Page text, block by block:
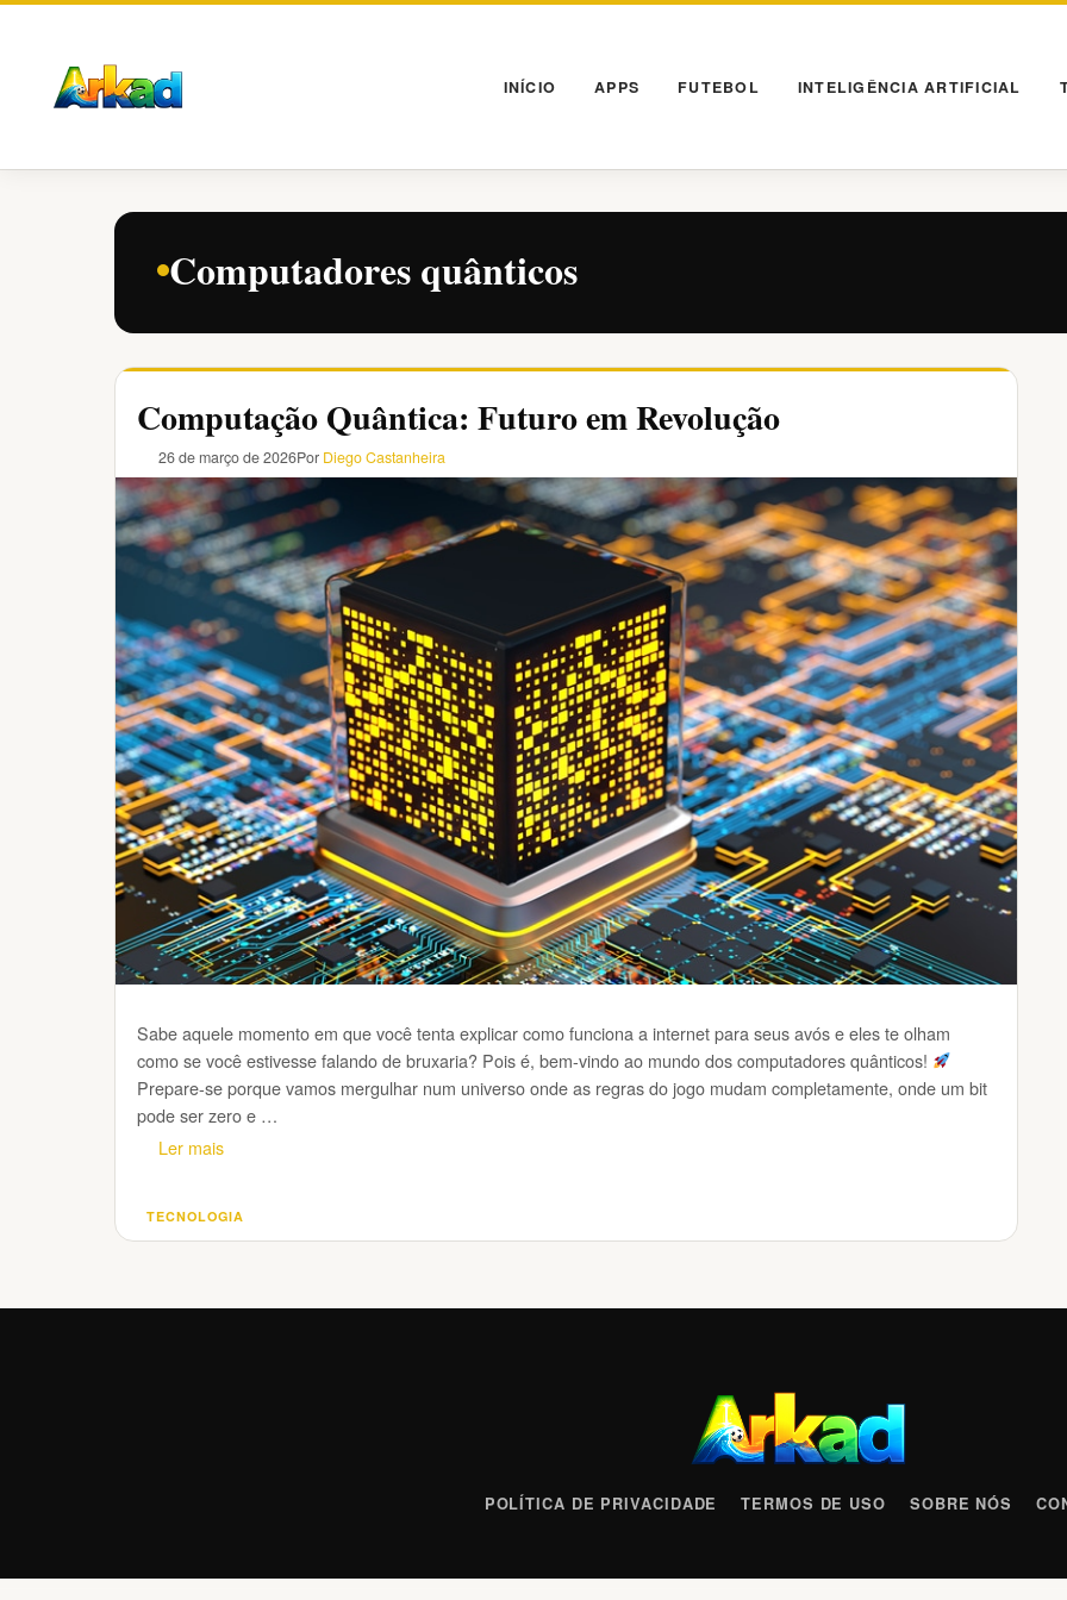
Pular
conteúdo
INÍCIO APPS FUTEBOL INTELIGÊNCIA ARTIFICIAL
Computadores quânticos
Computação Quântica: Futuro em Revolução
26 de março de 2026Por Diego Castanheira
Sabe aquele momento em que você tenta explicar como funciona a internet para seus avós e eles te olham
como se você estivesse falando de bruxaria? Pois é, bem-vindo ao mundo dos computadores quânticos!
Prepare-se porque vamos mergulhar num universo onde as regras do jogo mudam completamente, onde um bit
pode ser zero e …
Ler mais
Categorias
TECNOLOGIA
POLÍTICA DE PRIVACIDADE TERMOS DE USO SOBRE NÓS